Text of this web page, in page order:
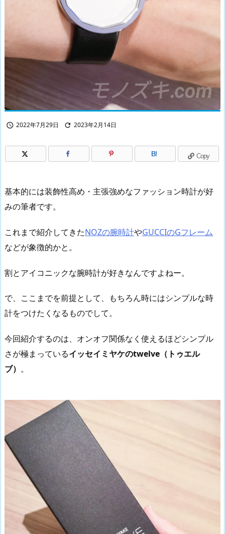
 2022年7月29日  2023年2月14日
B! Copy
基本的には装飾性高め・主張強めなファッション時計が好
みの筆者です。
これまで紹介してきたNOZの腕時計やGUCCIのGフレーム
などが象徴的かと。
割とアイコニックな腕時計が好きなんですよねー。
で、ここまでを前提として、もちろん時にはシンプルな時
計をつけたくなるものでして。
今回紹介するのは、オンオフ関係なく使えるほどシンプル
さが極まっているイッセイミヤケのtwelve（トゥエル
ブ） 。